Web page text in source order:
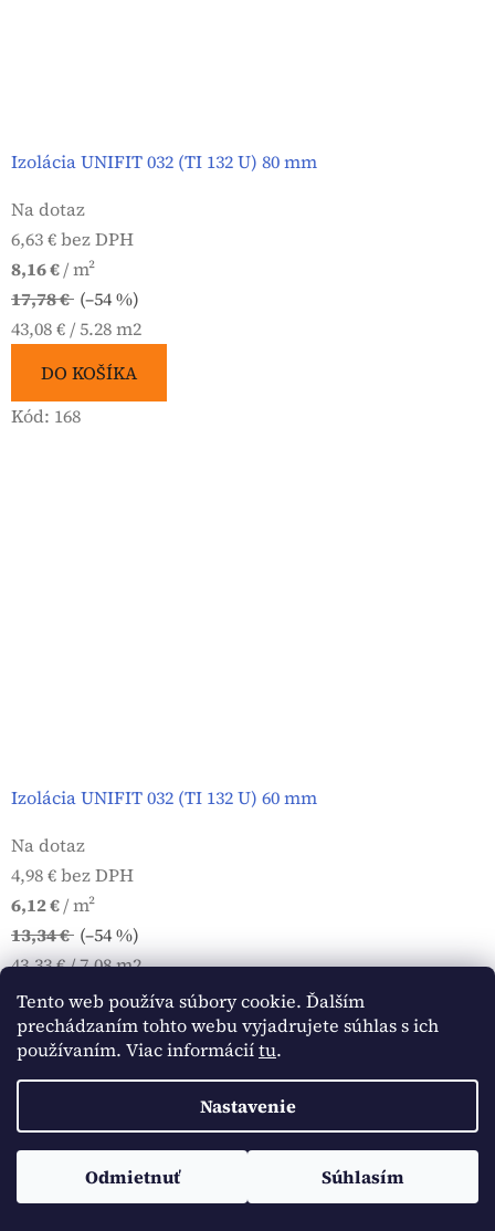
Tento web používa súbory cookie. Ďalším
prechádzaním tohto webu vyjadrujete súhlas s ich
používaním. Viac informáciítu.
Nastavenie
Odmietnuť Súhlasím
Izolácia UNIFIT 032 (TI 132 U) 80 mm
Na dotaz
6,63 € bez DPH
8,16 €/ m²
17,78 € (–54 %)
Jednotková
43,08 € / 5.28 m2
DO KOŠÍKA
Kód: 168
Izolácia UNIFIT 032 (TI 132 U) 60 mm
Na dotaz
4,98 € bez DPH
6,12 €/ m²
13,34 € (–54 %)
Jednotková
cena:
43,33 € / 7.08 m2
DO KOŠÍKA
Kód:167